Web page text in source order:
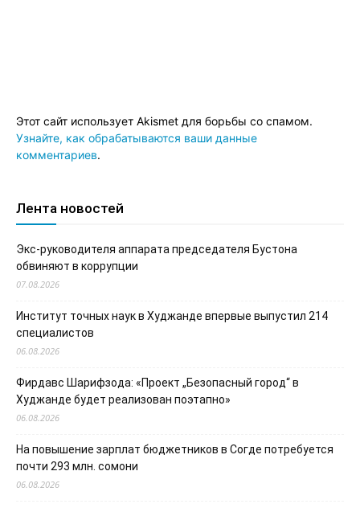
Этот сайт использует Akismet для борьбы со спамом.
Узнайте, как обрабатываются ваши данные
комментариев.
Лента новостей
Экс-руководителя аппарата председателя Бустона
обвиняют в коррупции
07.08.2026
Институт точных наук в Худжанде впервые выпустил 214
специалистов
06.08.2026
Фирдавс Шарифзода: «Проект „Безопасный город“ в
Худжанде будет реализован поэтапно»
06.08.2026
На повышение зарплат бюджетников в Согде потребуется
почти 293 млн. сомони
06.08.2026